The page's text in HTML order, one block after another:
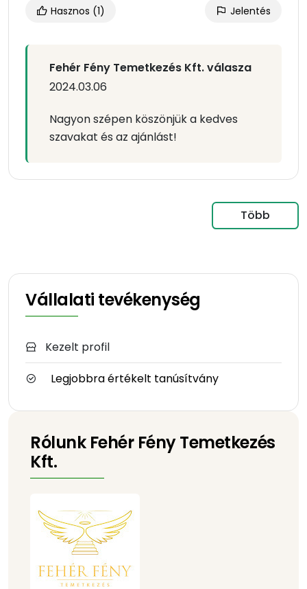
Hasznos (1) Jelentés
Fehér Fény Temetkezés Kft. válasza
2024.03.06
Nagyon szépen köszönjük a kedves
szavakat és az ajánlást!
Több
Vállalati tevékenység
Kezelt profil
Legjobbra értékelt tanúsítvány
Rólunk Fehér Fény Temetkezés
Kft.